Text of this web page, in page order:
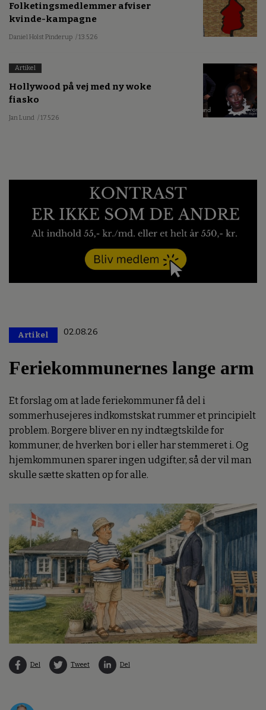
Folketingsmedlemmer afviser
kvinde-kampagne
Daniel Holst Pinderup / 13.5.26
Artikel
Hollywood på vej med ny woke
fiasko
Jan Lund / 17.5.26
Artikel 02.08.26
Feriekommunernes lange arm
Et forslag om at lade feriekommuner få del i
sommerhusejeres indkomstskat rummer et principielt
problem. Borgere bliver en ny indtægtskilde for
kommuner, de hverken bor i eller har stemmeret i. Og
hjemkommunen sparer ingen udgifter, så der vil man
skulle sætte skatten op for alle.
Del Tweet Del